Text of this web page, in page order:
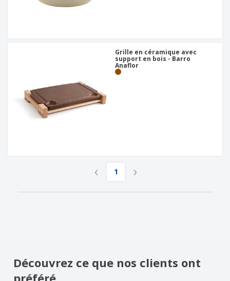
Grille en céramique avec
support en bois - Barro
Anaflor
‹ 1 ›
Découvrez ce que nos clients ont